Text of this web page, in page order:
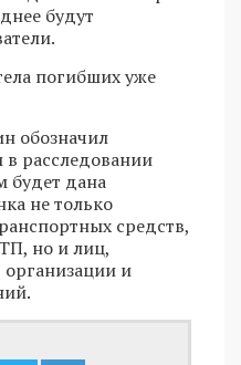
будут
погибших уже
обозначил
расследовании
будет дана
не только
средств,
но и лиц,
и